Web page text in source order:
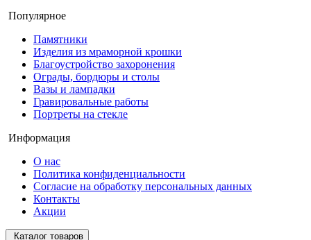
Популярное
Памятники
Изделия из мраморной крошки
Благоустройство захоронения
Ограды, бордюры и столы
Вазы и лампадки
Гравировальные работы
Портреты на стекле
Информация
О нас
Политика конфиденциальности
Согласие на обработку персональных данных
Контакты
Акции
Каталог товаров